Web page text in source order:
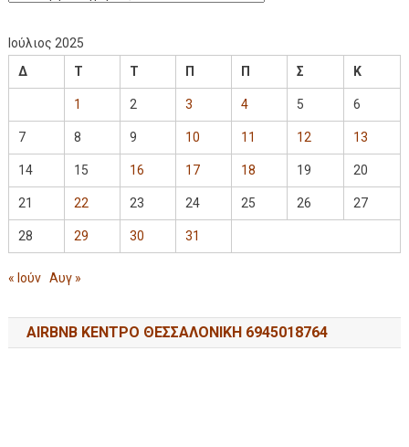
Ιούλιος 2025
Δ
Τ Τ Π Π Σ Κ
1 2 3 4 5 6
7 8 9 10 11 12 13
14 15 16 17 18 19 20
21 22 23 24 25 26 27
28 29 30 31
« Ιούν Αυγ »
AIRBNB ΚΕΝΤΡΟ ΘΕΣΣΑΛΟΝΙΚΗ 6945018764